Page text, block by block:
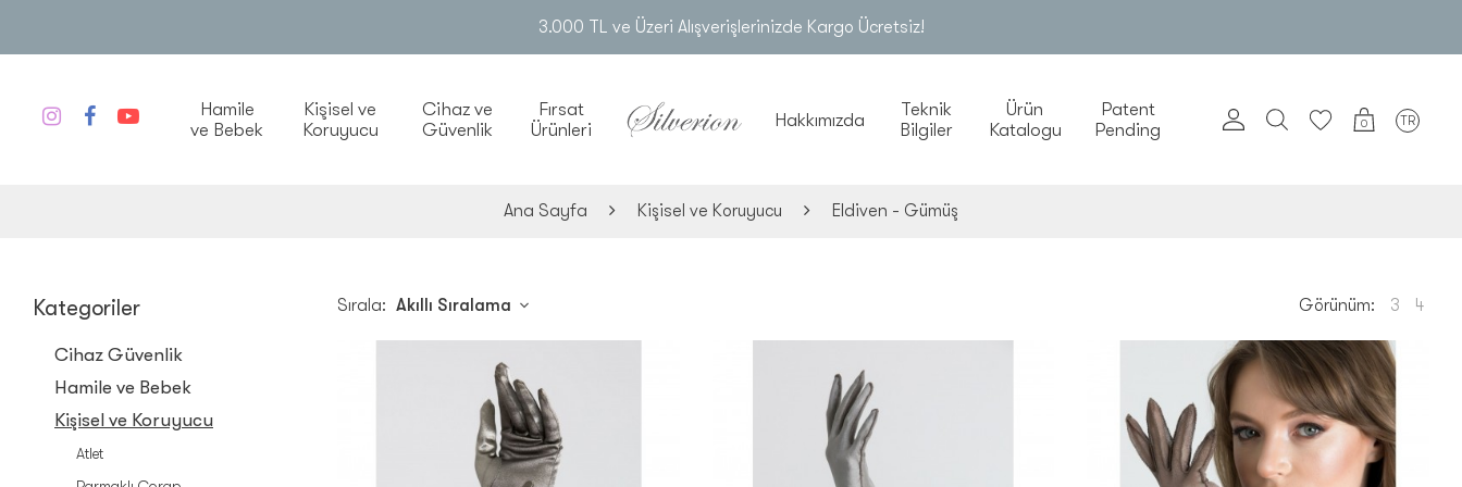
3.000 TL ve Üzeri Alışverişlerinizde Kargo Ücretsiz!
0 TR
Hamile
ve Bebek
Kişisel ve
Koruyucu
Cihaz ve
Güvenlik
Fırsat
Ürünleri
Hakkımızda
Teknik
Bilgiler
Ürün
Katalogu
Patent
Pending
Ana Sayfa Kişisel ve Koruyucu Eldiven - Gümüş
Kategoriler
Cihaz Güvenlik
Hamile ve Bebek
Kişisel ve Koruyucu
Atlet
Sırala: Görünüm: 3 4